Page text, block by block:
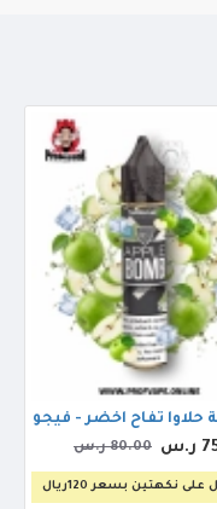
حلاوا تفاح اخضر - فيجود ابل
80.00 ر.س
نكهتين بسعر 120ريال